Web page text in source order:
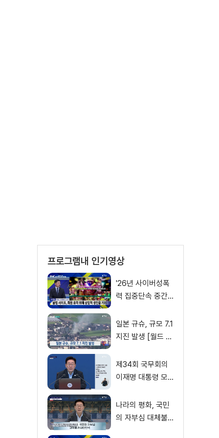
프로그램내 인기영상
'26년 사이버성폭
력 집중단속 중간
진계획은?
일본 규슈, 규모 7.1
지진 발생 [월드 투
제34회 국무회의
이재명 대통령 모
나라의 평화, 국민
의 자부심 대체불